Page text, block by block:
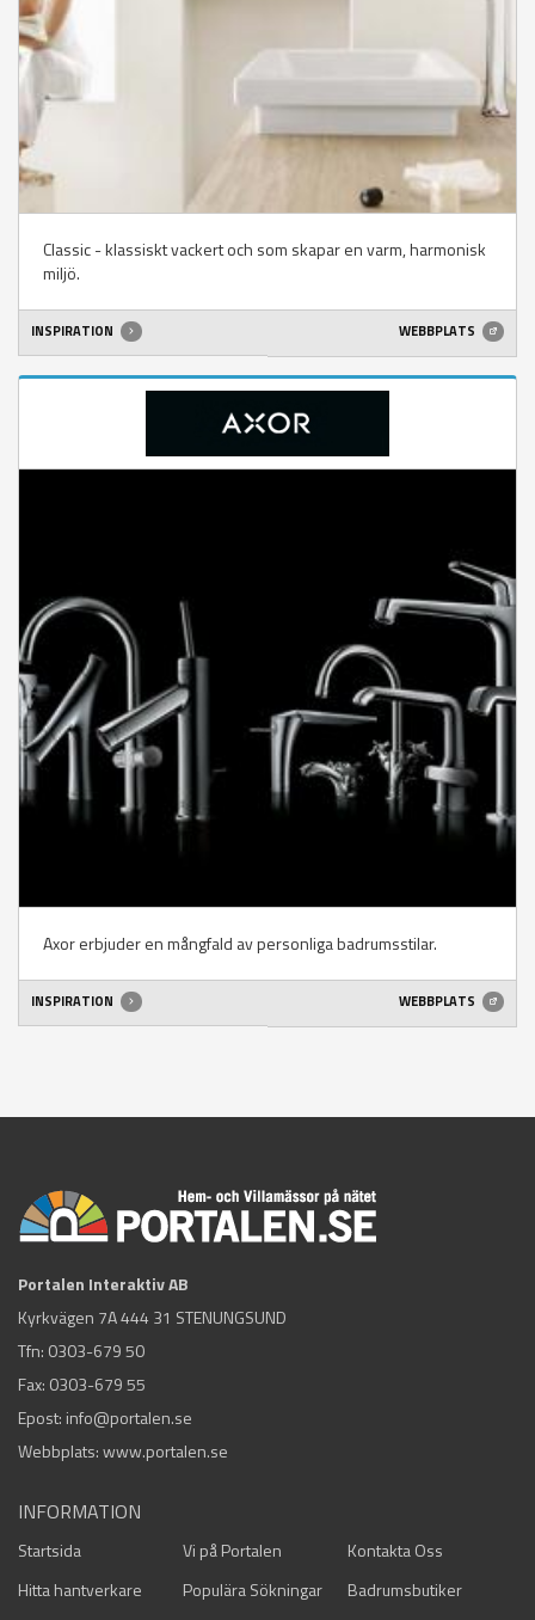
Classic - klassiskt vackert och som skapar en varm, harmonisk
miljö.
INSPIRATION WEBBPLATS
Axor erbjuder en mångfald av personliga badrumsstilar.
INSPIRATION WEBBPLATS
Portalen Interaktiv AB
Kyrkvägen 7A 444 31 STENUNGSUND
Tfn: 0303-679 50
Fax: 0303-679 55
Epost: info@portalen.se
Webbplats: www.portalen.se
INFORMATION
Startsida Vi på Portalen
Kontakta Oss
Hitta hantverkare
Populära Sökningar
Badrumsbutiker